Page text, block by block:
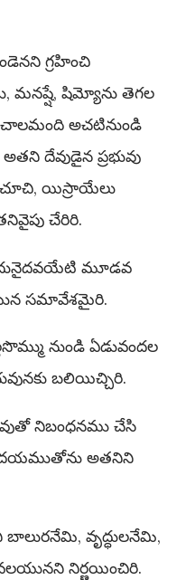
గ్రహించి
మనష్షే, షిమ్యోను తెగల
చాలమంది అచటినుండి
దేవుడైన ప్రభువు
యిస్రాయేలు
చేరిరి.
మూడవ
సమావేశమైరి.
నుండి ఏడువందల
బలియిచ్చిరి.
నిబంధనము చేసి
అతనిని
బాలురనేమి, వృద్ధులనేమి,
నిర్ణయించిరి.